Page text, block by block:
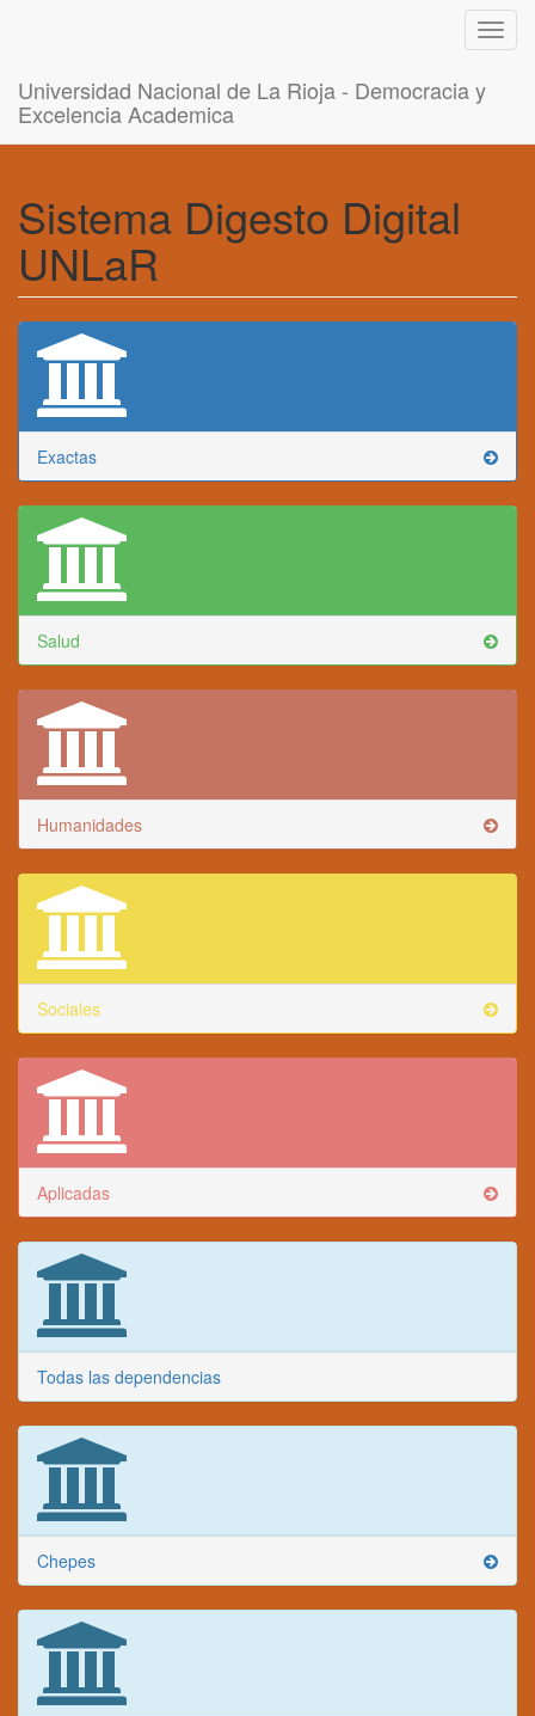
Universidad Nacional de La Rioja - Democracia y
Excelencia Academica
Sistema Digesto Digital
UNLaR
Exactas
Salud
Humanidades
Sociales
Aplicadas
Todas las dependencias
Chepes